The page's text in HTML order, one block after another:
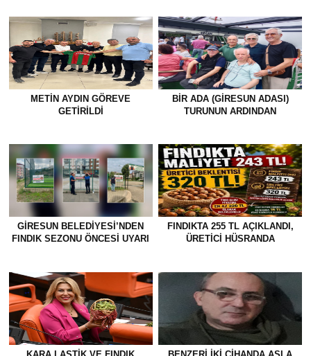
METİN AYDIN GÖREVE
GETİRİLDİ
BİR ADA (GİRESUN ADASI)
TURUNUN ARDINDAN
GİRESUN BELEDİYESİ’NDEN
FINDIK SEZONU ÖNCESİ UYARI
FINDIKTA 255 TL AÇIKLANDI,
ÜRETİCİ HÜSRANDA